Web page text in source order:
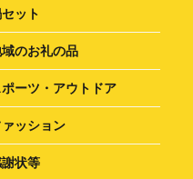
ット
のお礼の品
ポーツ・アウトドア
ァッション
状等